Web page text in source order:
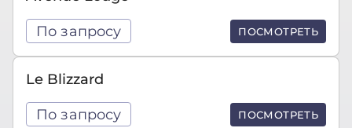
По запросу ПОСМОТРЕТЬ
Le Blizzard
По запросу ПОСМОТРЕТЬ